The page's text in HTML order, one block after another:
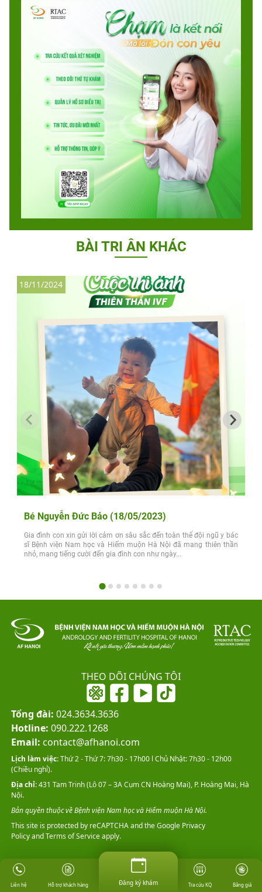
BÀI TRI ÂN KHÁC
Bé Nguyễn Đức Bảo (18/05/2023)
Gia đình con xin gửi lời cảm ơn sâu sắc đến toàn thể đội ngũ y bác
sĩ Bệnh viện Nam học và Hiếm muộn Hà Nội đã mang thiên thần
nhỏ, mang tiếng cười đến gia đình con như ngày...
18/11/2024
THEO DÕI CHÚNG TÔI
Tổng đài: 024.3634.3636
Hotline: 090.222.1268
Email: contact@afhanoi.com
This site is protected by reCAPTCHA and the GooglePrivacy
PolicyandTerms of Serviceapply.
Lịch làm việc:Thứ 2 - Thứ 7: 7h30 - 17h00 l Chủ Nhật: 7h30 - 12h00
(Chiều nghỉ).
Địa chỉ:431 Tam Trinh (Lô 07 – 3A Cụm CN Hoàng Mai), P. Hoàng Mai, Hà
Nội.
Bản quyền thuộc về Bệnh viện Nam học và Hiếm muộn Hà Nội.
Liên hệ Hỗ trợ khách hàng Đăng ký khám Tra cứu KQ Bảng giá
Đăng ký khám